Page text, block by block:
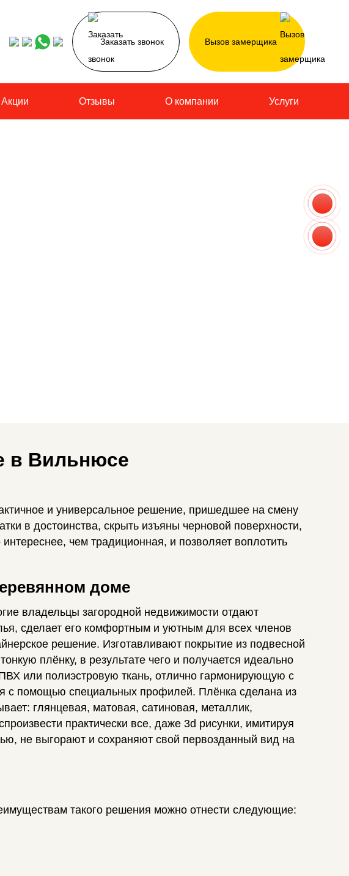
Заказать звонок Вызов замерщика
Акции Отзывы О компании Услуги
в Вильнюсе
и универсальное решение, пришедшее на смену
в достоинства, скрыть изъяны черновой поверхности,
чем традиционная, и позволяет воплотить
доме
владельцы загородной недвижимости отдают
сделает его комфортным и уютным для всех членов
решение. Изготавливают покрытие из подвесной
плёнку, в результате чего и получается идеально
или полиэстровую ткань, отлично гармонирующую с
с помощью специальных профилей. Плёнка сделана из
глянцевая, матовая, сатиновая, металлик,
практически все, даже 3d рисунки, имитируя
не выгорают и сохраняют свой первозданный вид на
такого решения можно отнести следующие: